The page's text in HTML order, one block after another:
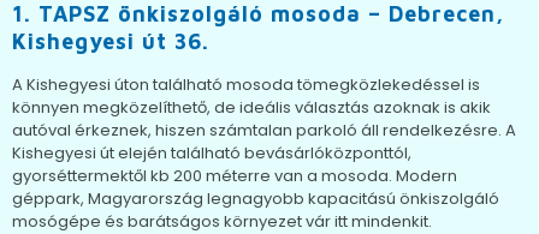
1. TAPSZ önkiszolgáló mosoda – Debrecen,
Kishegyesi út 36.
A Kishegyesi úton található mosoda tömegközlekedéssel is
könnyen megközelíthető, de ideális választás azoknak is akik
autóval érkeznek, hiszen számtalan parkoló áll rendelkezésre. A
Kishegyesi út elején található bevásárlóközponttól,
gyorséttermektől kb 200 méterre van a mosoda. Modern
géppark, Magyarország legnagyobb kapacitású önkiszolgáló
mosógépe és barátságos környezet vár itt mindenkit.